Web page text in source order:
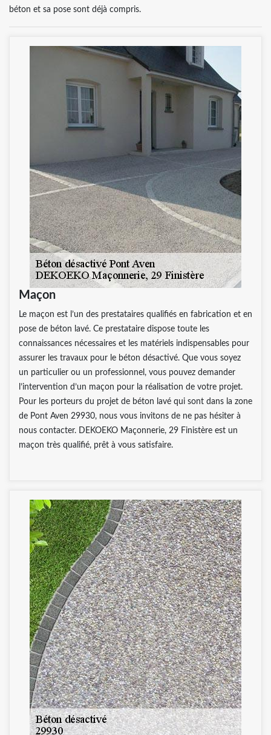
béton et sa pose sont déjà compris.
Maçon
Le maçon est l’un des prestataires qualifiés en fabrication et en
pose de béton lavé. Ce prestataire dispose toute les
connaissances nécessaires et les matériels indispensables pour
assurer les travaux pour le béton désactivé. Que vous soyez
un particulier ou un professionnel, vous pouvez demander
l’intervention d’un maçon pour la réalisation de votre projet.
Pour les porteurs du projet de béton lavé qui sont dans la zone
de Pont Aven 29930, nous vous invitons de ne pas hésiter à
nous contacter. DEKOEKO Maçonnerie, 29 Finistère est un
maçon très qualifié, prêt à vous satisfaire.